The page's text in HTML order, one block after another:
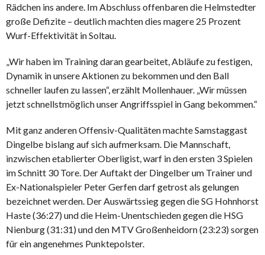
Rädchen ins andere. Im Abschluss offenbaren die Helmstedter
große Defizite – deutlich machten dies magere 25 Prozent
Wurf-Effektivität in Soltau.
„Wir haben im Training daran gearbeitet, Abläufe zu festigen,
Dynamik in unsere Aktionen zu bekommen und den Ball
schneller laufen zu lassen“, erzählt Mollenhauer. „Wir müssen
jetzt schnellstmöglich unser Angriffsspiel in Gang bekommen.“
Mit ganz anderen Offensiv-Qualitäten machte Samstaggast
Dingelbe bislang auf sich aufmerksam. Die Mannschaft,
inzwischen etablierter Oberligist, warf in den ersten 3 Spielen
im Schnitt 30 Tore. Der Auftakt der Dingelber um Trainer und
Ex-Nationalspieler Peter Gerfen darf getrost als gelungen
bezeichnet werden. Der Auswärtssieg gegen die SG Hohnhorst
Haste (36:27) und die Heim-Unentschieden gegen die HSG
Nienburg (31:31) und den MTV Großenheidorn (23:23) sorgen
für ein angenehmes Punktepolster.